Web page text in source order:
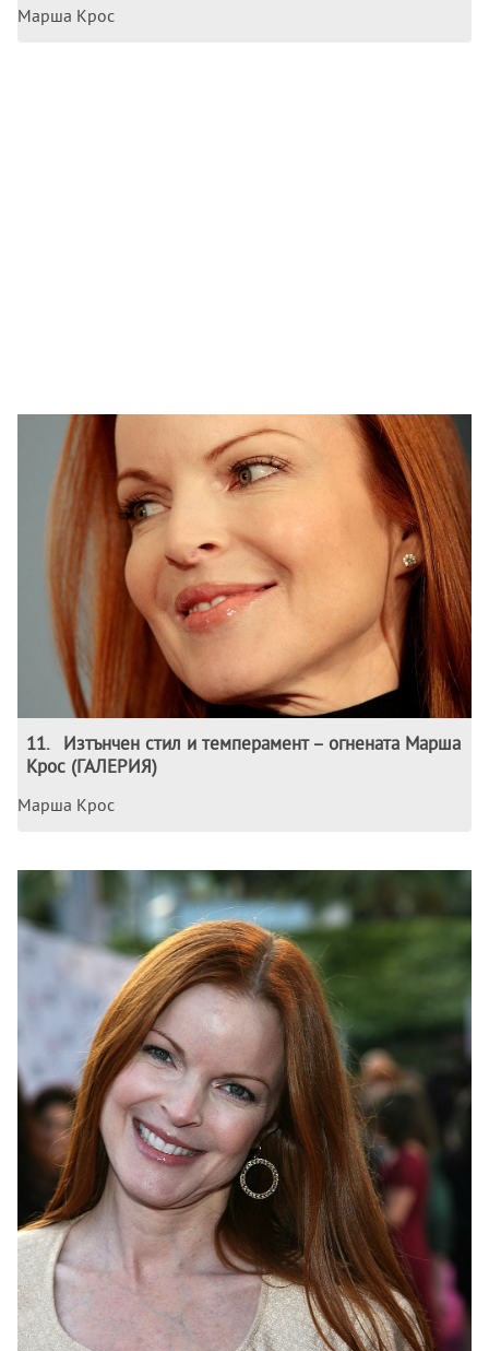
Марша Крос
11.
Изтънчен стил и темперамент – огнената Марша
Крос (ГАЛЕРИЯ)
Марша Крос